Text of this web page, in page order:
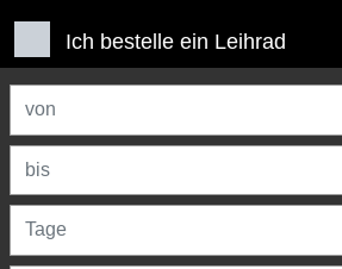
Ich bestelle ein Leihrad